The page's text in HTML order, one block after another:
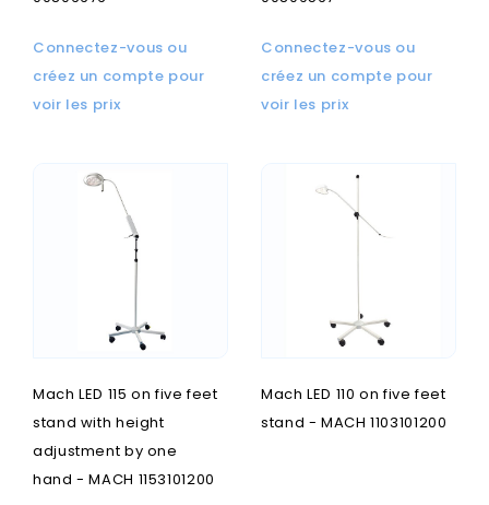
Connectez-vous ou
créez un compte pour
voir les prix
Connectez-vous ou
créez un compte pour
voir les prix
Mach LED 115 on five feet
stand with height
adjustment by one
hand - MACH 1153101200
Mach LED 110 on five feet
stand - MACH 1103101200